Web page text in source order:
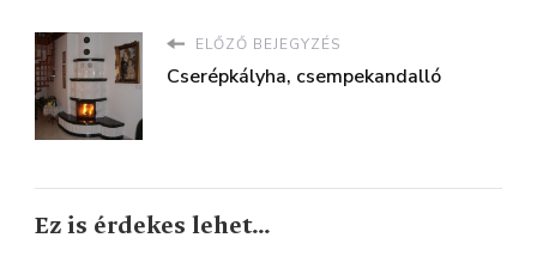
ELŐZŐ BEJEGYZÉS
Cserépkályha, csempekandalló
Ez is érdekes lehet...